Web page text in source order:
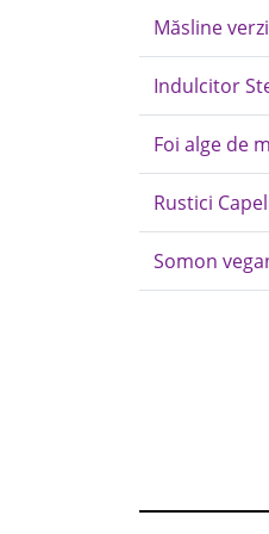
Măsline
Indulcitor
Foi alge de
Rustici
Somon